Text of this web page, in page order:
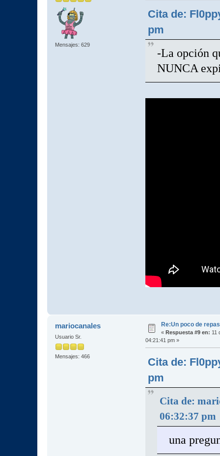
Mensajes: 629
Cita de:
pm
-La opción
NUNCA
mariocanales
Usuario Sr.
Mensajes: 466
Re:Un poco de
« Respuesta #9 en: 11
04:21:41 pm »
Cita de:
pm
Cita de:
06:32:37 pm
una